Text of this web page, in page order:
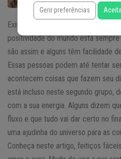
Existem pessoas que têm muita
positividade do mundo está
são assim e alguns têm facilidade
Essas pessoas podem até tentar
acontecem coisas que fazem seu
está incluso neste segundo grupo,
com a sua energia. Alguns dizem
fluxo e que tudo vai dar certo no
uma ajudinha do universo para as
Conheça neste artigo, feitiços
Gerir preferências